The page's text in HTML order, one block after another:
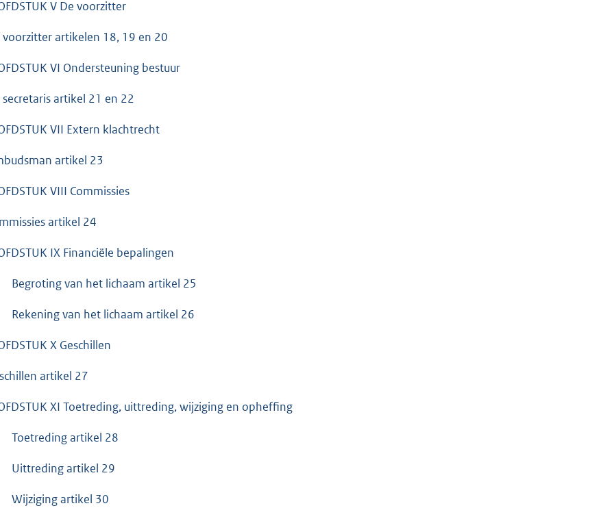
V De voorzitter
voorzitter artikelen 18, 19 en 20
VI Ondersteuning bestuur
secretaris artikel 21 en 22
VII Extern klachtrecht
artikel 23
VIII Commissies
artikel 24
IX Financiële bepalingen
Begroting van het lichaam artikel 25
Rekening van het lichaam artikel 26
X Geschillen
artikel 27
XI Toetreding, uittreding, wijziging en opheffing
Toetreding artikel 28
Uittreding artikel 29
Wijziging artikel 30